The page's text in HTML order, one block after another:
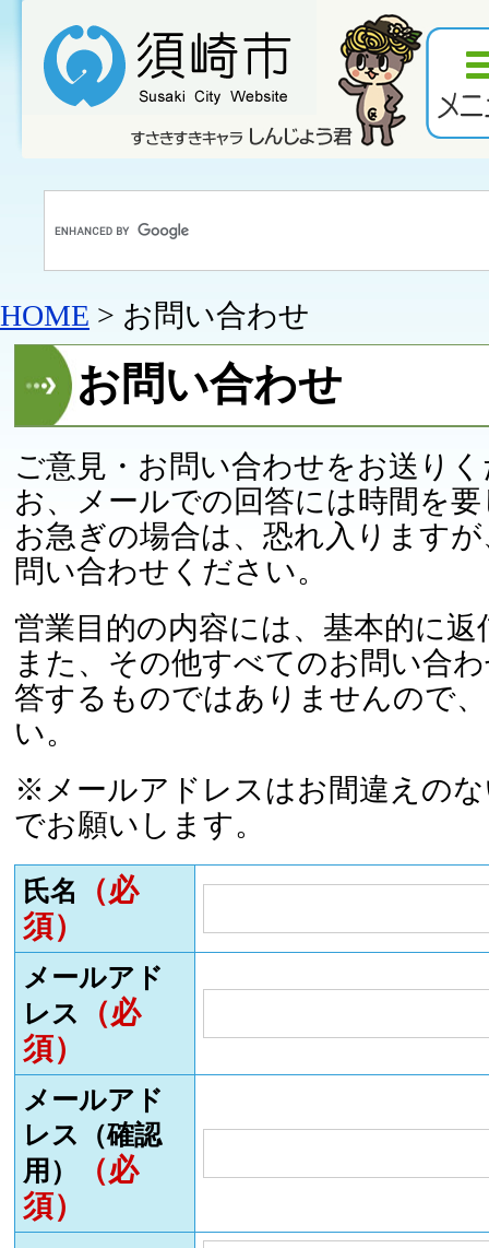
HOME > お問い合わせ
お問い合わせ
ご意見・お問い合わせをお送り
お、メールでの回答には時間を
お急ぎの場合は、恐れ入ります
問い合わせください。
営業目的の内容には、基本的に
また、その他すべてのお問い合
答するものではありませんので
い。
※メールアドレスはお間違えの
でお願いします。
氏名
（必
須）
メールアド
レス
（必
須）
メールアド
レス（確認
用）
（必
須）